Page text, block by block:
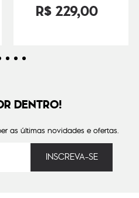
R$229,00
DENTRO!
as últimas novidades e ofertas.